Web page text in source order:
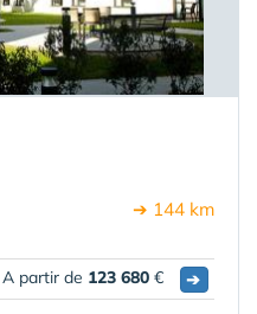
➔ 144 km
A partir de 123 680 € ➔